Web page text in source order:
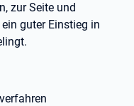
zur Seite und
guter Einstieg in